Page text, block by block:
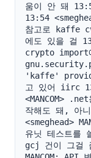
움이 안 돼
13:54
참고로 kaffe
에도 있을 걸
crypto import
'kaffe'
고 있어 iirc
<MANCOM>
작해도 돼, 아
<smeghead>
유닛 테스트를
gcj 건이 그걸